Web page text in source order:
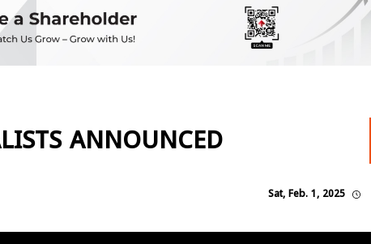
ANNOUNCED